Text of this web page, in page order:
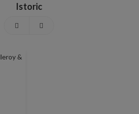
Istoric